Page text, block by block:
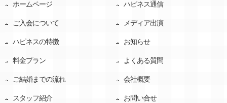
ホームページ
ご入会について
ハピネスの特徴
料金プラン
ご結婚までの流れ
スタッフ紹介
ハピネス通信
メディア出演
お知らせ
よくある質問
会社概要
お問い合せ